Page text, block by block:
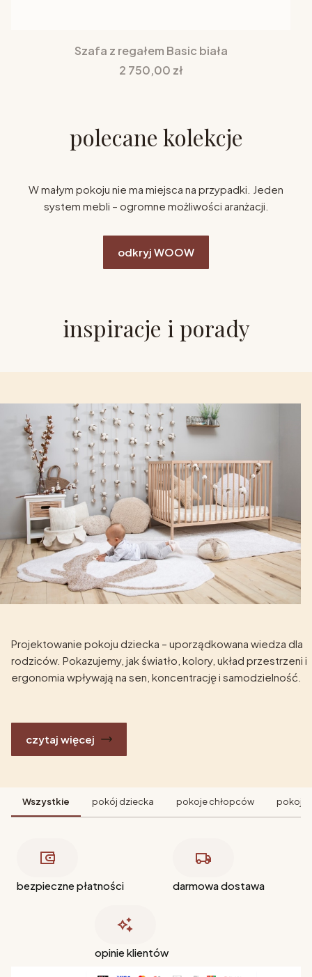
Szafa z regałem Basic biała
Cena
2 750,00 zł
polecane kolekcje
W małym pokoju nie ma miejsca na przypadki. Jeden
system mebli – ogromne możliwości aranżacji.
odkryj WOOW
inspiracje i porady
Projektowanie pokoju dziecka – uporządkowana wiedza dla
rodziców. Pokazujemy, jak światło, kolory, układ przestrzeni i
ergonomia wpływają na sen, koncentrację i samodzielność.
czytaj więcej
Wszystkie pokój dziecka pokoje chłopców pokoje
bezpieczne płatności darmowa dostawa
opinie klientów